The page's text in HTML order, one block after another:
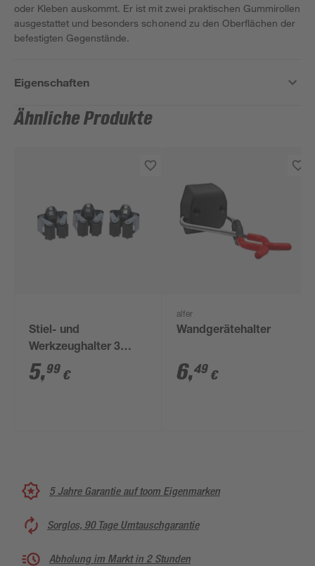
oder Kleben auskommt. Er ist mit zwei praktischen Gummirollen
ausgestattet und besonders schonend zu den Oberflächen der
befestigten Gegenstände.
Eigenschaften
Ähnliche Produkte
Stiel- und
Werkzeughalter 3
Stück
5,99 €
alfer
Wandgerätehalter
6,49 €
5 Jahre Garantie auf toom Eigenmarken
Sorglos, 90 Tage Umtauschgarantie
Abholung im Markt in 2 Stunden